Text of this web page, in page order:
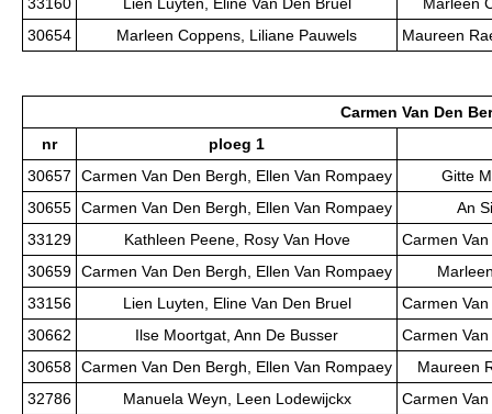
33160
Lien Luyten, Eline Van Den Bruel
Marleen
30654
Marleen Coppens, Liliane Pauwels Maureen
Carmen Van Den
nr
ploeg 1
30657
Carmen Van Den Bergh, Ellen Van Rompaey
Gitte
30655 Carmen Van Den Bergh, Ellen Van Rompaey
An
33129
Kathleen Peene, Rosy Van Hove
Carmen
30659 Carmen Van Den Bergh, Ellen Van Rompaey
33156
Lien Luyten, Eline Van Den Bruel
Carmen
30662
Ilse Moortgat, Ann De Busser
Carmen
30658 Carmen Van Den Bergh, Ellen Van Rompaey
Maureen
32786
Manuela Weyn, Leen Lodewijckx
Carmen